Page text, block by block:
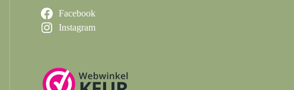
Facebook
Instagram